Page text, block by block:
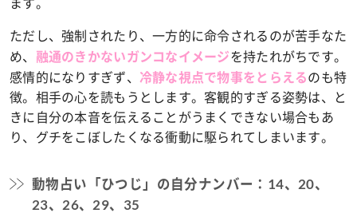
ただし、強制されたり、一方的に命令されるのが苦手なた
め、
融通のきかないガンコなイメージを持たれがちです。
感情的になりすぎず、
冷静な視点で物事をとらえるのも特
徴。相手の心を読もうとします。客観的すぎる姿勢は、と
きに自分の本音を伝えることがうまくできない場合もあ
り、グチをこぼしたくなる衝動に駆られてしまいます。
動物占い「ひつじ」の自分ナンバー：14、20、
23、26、29、35